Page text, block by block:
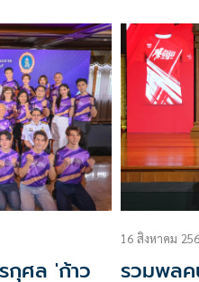
กุศล 'ก้าว
16 สิงหาคม
รวมพลค